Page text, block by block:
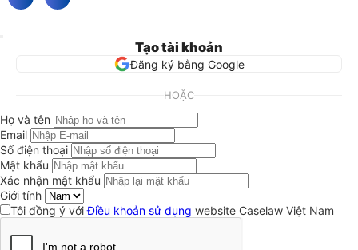
Tạo tài khoản
Đăng ký bằng Google
HOẶC
Họ và tên
Email
Số điện thoại
Mật khẩu
Xác nhận mật khẩu
Giới tính
Tôi đồng ý vớiĐiều khoản sử dụng website Caselaw Việt Nam